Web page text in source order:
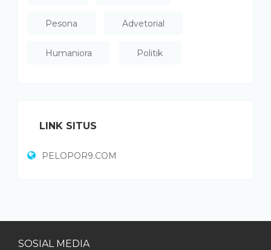
Pesona Advetorial
Humaniora Politik
LINK SITUS
PELOPOR9.COM
SOSIAL MEDIA